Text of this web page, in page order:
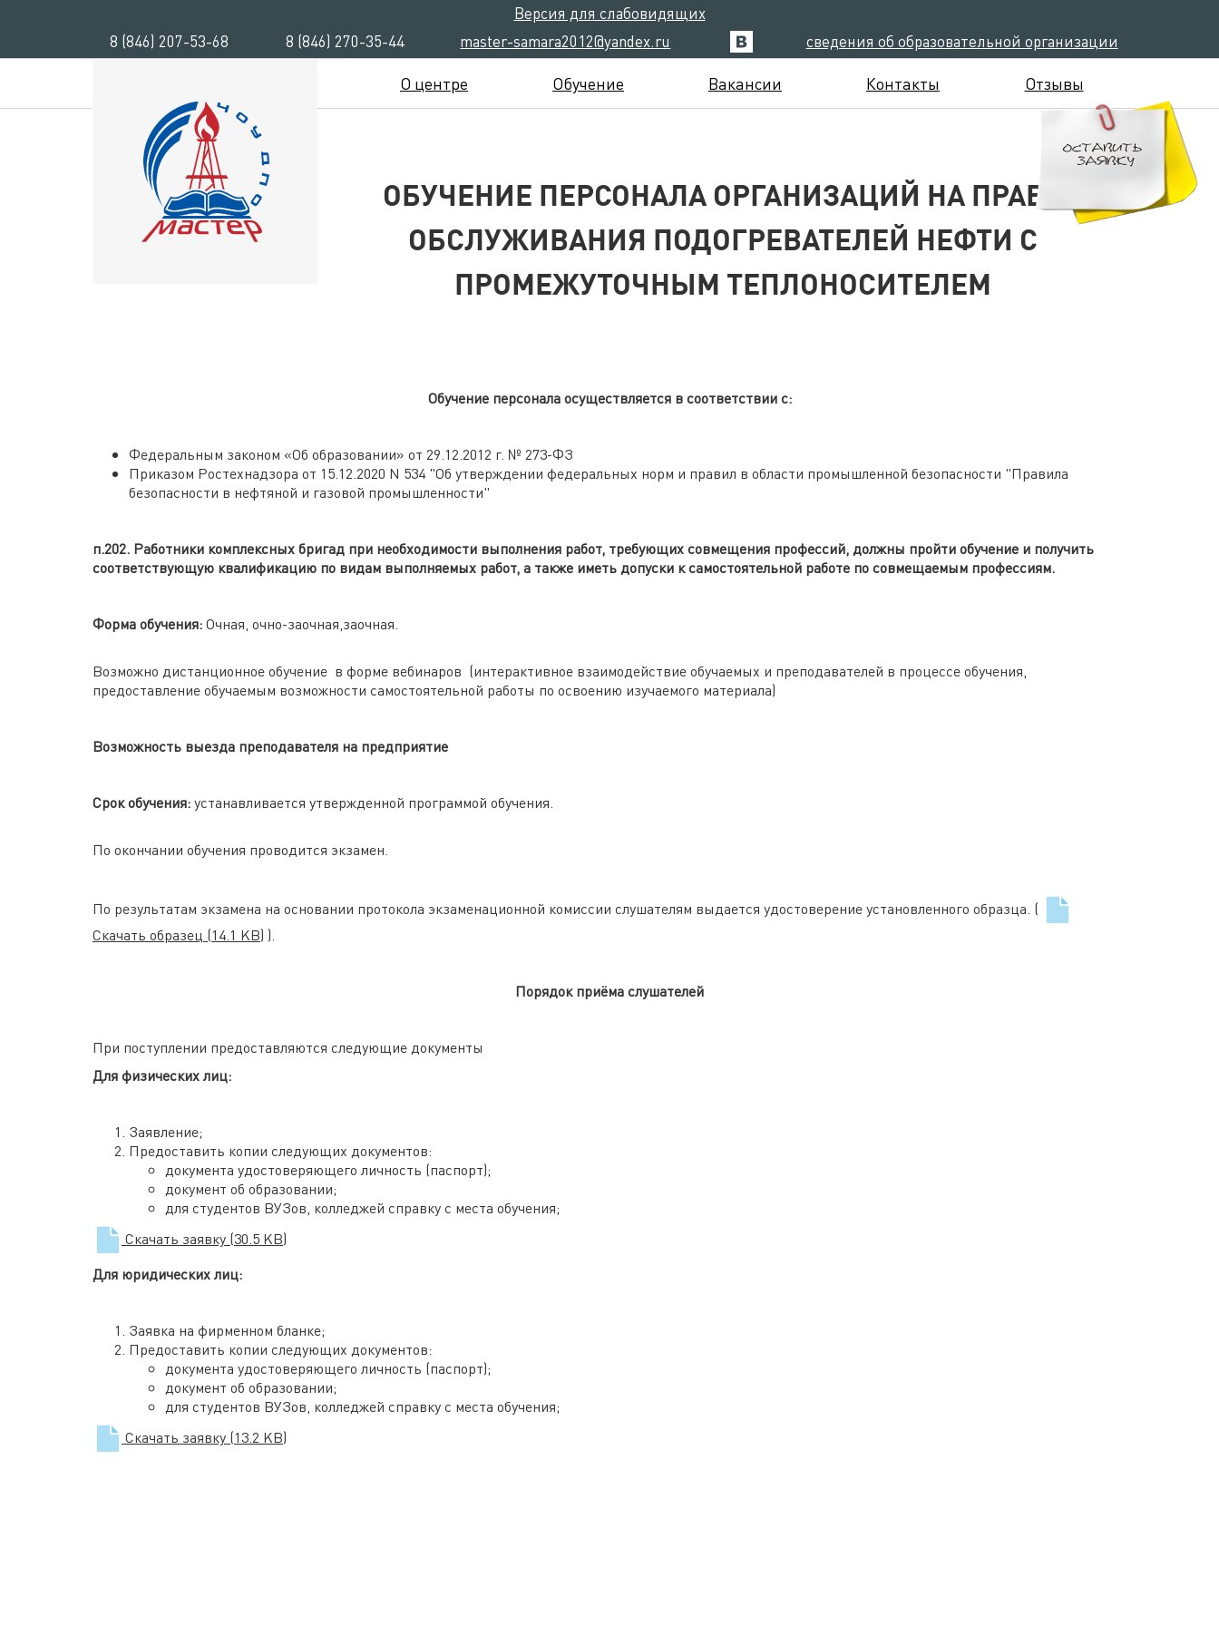
Версия для слабовидящих
8 (846) 207-53-68
8 (846) 270-35-44 master-samara2012@yandex.ru сведения об образовательной организации
О центре Обучение Вакансии Контакты Отзывы
ОБУЧЕНИЕ ПЕРСОНАЛА ОРГАНИЗАЦИЙ НА ПРАВО
ОБСЛУЖИВАНИЯ ПОДОГРЕВАТЕЛЕЙ НЕФТИ С
ПРОМЕЖУТОЧНЫМ ТЕПЛОНОСИТЕЛЕМ
Обучение персонала осуществляется в соответствии с:
Федеральным законом «Об образовании» от 29.12.2012 г. № 273-ФЗ
Приказом Ростехнадзора от 15.12.2020 N 534 "Об утверждении федеральных норм и правил в области промышленной безопасности "Правила
безопасности в нефтяной и газовой промышленности"
п.202. Работники комплексных бригад при необходимости выполнения работ, требующих совмещения профессий, должны пройти обучение и получить
соответствующую квалификацию по видам выполняемых работ, а также иметь допуски к самостоятельной работе по совмещаемым профессиям.
Форма обучения:Очная, очно-заочная,заочная.
Возможно дистанционное обучение в форме вебинаров (интерактивное взаимодействие обучаемых и преподавателей в процессе обучения,
предоставление обучаемым возможности самостоятельной работы по освоению изучаемого материала)
Возможность выезда преподавателя на предприятие
Срок обучения:устанавливается утвержденной программой обучения.
По окончании обучения проводится экзамен.
По результатам экзамена на основании протокола экзаменационной комиссии слушателям выдается удостоверение установленного образца. (
Скачать образец (14.1 KB) ).
Порядок приёма слушателей
При поступлении предоставляются следующие документы
Для физических лиц:
Заявление;
Предоставить копии следующих документов:
документа удостоверяющего личность (паспорт);
документ об образовании;
для студентов ВУЗов, колледжей справку с места обучения;
Скачать заявку (30.5 KB)
Для юридических лиц:
Заявка на фирменном бланке;
Предоставить копии следующих документов:
документа удостоверяющего личность (паспорт);
документ об образовании;
для студентов ВУЗов, колледжей справку с места обучения;
Скачать заявку (13.2 KB)